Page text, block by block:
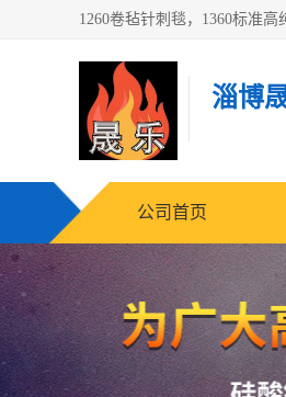
淄博
公司首页